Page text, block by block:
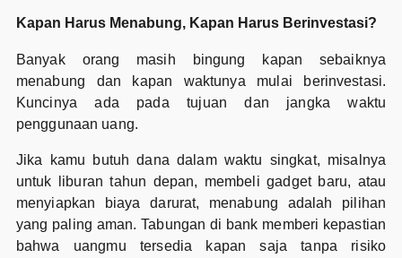
Kapan Harus Menabung, Kapan Harus Berinvestasi?
Banyak orang masih bingung kapan sebaiknya
menabung dan kapan waktunya mulai berinvestasi.
Kuncinya ada pada tujuan dan jangka waktu
penggunaan uang.
Jika kamu butuh dana dalam waktu singkat, misalnya
untuk liburan tahun depan, membeli gadget baru, atau
menyiapkan biaya darurat, menabung adalah pilihan
yang paling aman. Tabungan di bank memberi kepastian
bahwa uangmu tersedia kapan saja tanpa risiko